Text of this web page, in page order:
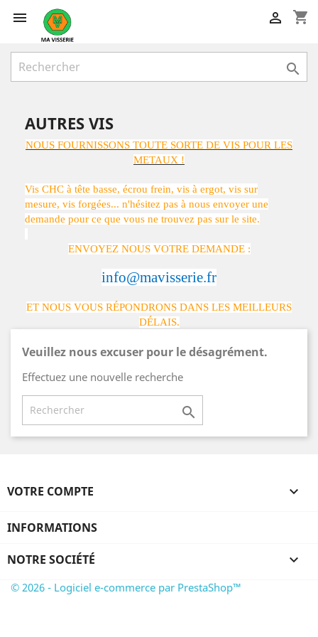
 shopping_cart


AUTRES VIS
NOUS FOURNISSONS TOUTE SORTE DE VIS POUR LES
METAUX !
Vis CHC à tête basse, écrou frein, vis à ergot, vis sur
mesure, vis forgées... n'hésitez pas à nous envoyer une
demande pour ce que vous ne trouvez pas sur le site.
ENVOYEZ NOUS VOTRE DEMANDE :
info@mavisserie.fr
ET NOUS VOUS RÉPONDRONS DANS LES MEILLEURS
DÉLAIS.
Veuillez nous excuser pour le désagrément.
Effectuez une nouvelle recherche

VOTRE COMPTE 
INFORMATIONS
NOTRE SOCIÉTÉ 
© 2026 - Logiciel e-commerce par PrestaShop™